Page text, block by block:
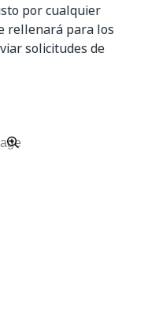
por cualquier
rellenará para los
solicitudes de